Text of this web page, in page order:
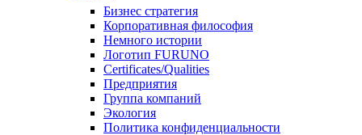
Бизнес стратегия
Корпоративная философия
Немного истории
Логотип FURUNO
Certificates/Qualities
Предприятия
Группа компаний
Экология
Политика конфиденциальности